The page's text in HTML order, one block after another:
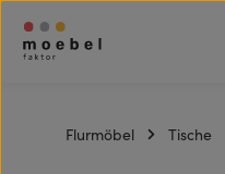
Zum Hauptinhalt springen
Flurmöbel Tische